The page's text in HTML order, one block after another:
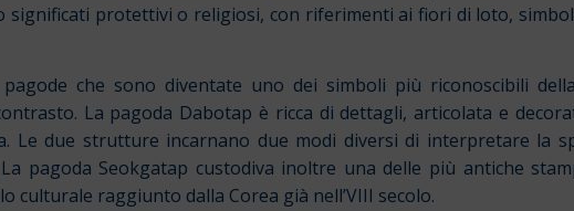
significati protettivi o religiosi, con riferimenti ai fiori di loto,
che sono diventate uno dei simboli più riconoscibili
La pagoda Dabotap è ricca di dettagli, articolata e
Le due strutture incarnano due modi diversi di interpretare la
pagoda Seokgatap custodiva inoltre una delle più antiche
culturale raggiunto dalla Corea già nell’VIII secolo.